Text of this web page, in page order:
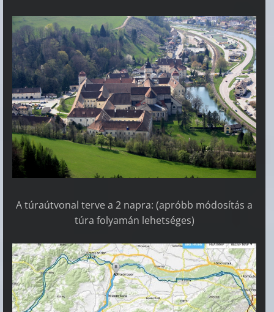
A túraútvonal terve a 2 napra: (apróbb módosítás a
túra folyamán lehetséges)